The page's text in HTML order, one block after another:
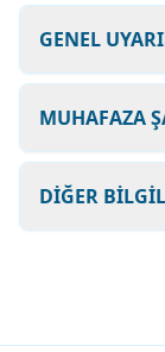
GENEL
MUHAFAZA
DİĞER